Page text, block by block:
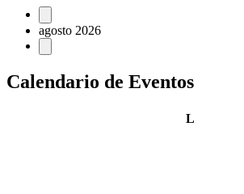
Eventos
agosto 2026
Calendario de Eventos
Llunes